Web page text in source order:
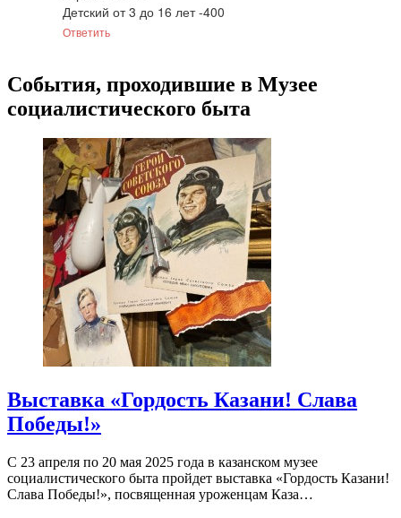
Детский от 3 до 16 лет -400
Ответить
События, проходившие в Музее
социалистического быта
Выставка «Гордость Казани! Слава
Победы!»
С 23 апреля по 20 мая 2025 года в казанском музее
социалистического быта пройдет выставка «Гордость Казани!
Слава Победы!», посвященная уроженцам Каза…